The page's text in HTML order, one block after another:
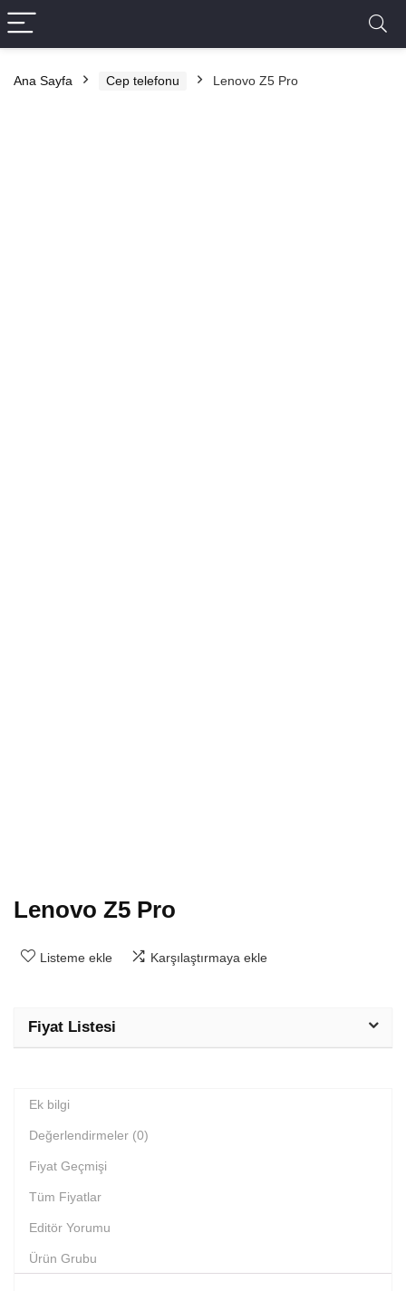
Ana Sayfa Cep telefonu Lenovo Z5 Pro
Lenovo Z5 Pro
Listeme ekle Karşılaştırmaya ekle
Fiyat Listesi
Ek bilgi
Değerlendirmeler (0)
Fiyat Geçmişi
Tüm Fiyatlar
Editör Yorumu
Ürün Grubu